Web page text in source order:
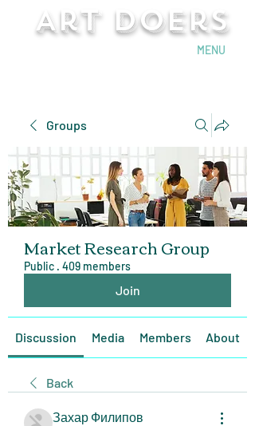
Art Doers
MENU
Groups
Market Research Group
Public · 409 members
Join
Discussion Media Members About
Back
Захар Филипов